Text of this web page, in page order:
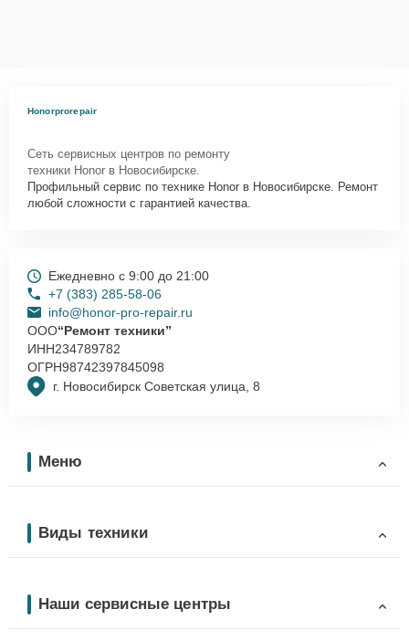
Honorprorepair
Сеть сервисных центров по ремонту
техники Honor в Новосибирске.
Профильный сервис по технике Honor в Новосибирске. Ремонт
любой сложности с гарантией качества.
г. Новосибирск Советская улица, 8
Ежедневно с 9:00 до 21:00
+7 (383) 285-58-06
info@honor-pro-repair.ru
ООО“Ремонт техники”
ИНН234789782
ОГРН98742397845098
Меню
Виды техники
Наши сервисные центры